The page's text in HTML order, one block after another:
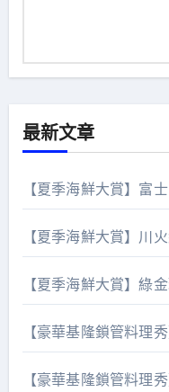
最新文章
【夏季海鮮大賞】富
【夏季海鮮大賞】川
【夏季海鮮大賞】綠
【豪華基隆鎖管料理
【豪華基隆鎖管料理